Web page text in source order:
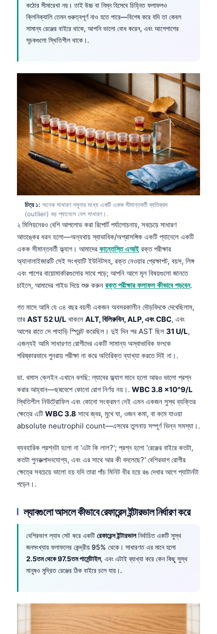
কঠোর সীমারেখা নয়। তাই উচ্চ বা নিম্ন হিসেবে চিহ্নিত ফলাফলও
ক্লিনিক্যালি তেমন গুরুত্বপূর্ণ নাও হতে পারে—বিশেষ করে যদি তা কেবল
সামান্য রেঞ্জের বাইরে থাকে, আপনি ভালো বোধ করেন, এবং আশেপাশের
সূচকগুলো স্থিতিশীল থাকে।.
চিত্র ১: অনেক সাধারণ নমুনার মধ্যে একটি একক সীমান্তবর্তী ব্যতিক্রম
(outlier) বড় প্যানেলে বেশ সাধারণ।.
২ মিলিয়নেরও বেশি আপলোড করা রিপোর্ট পর্যালোচনায়, সবচেয়ে সাধারণ
আতঙ্কের ধরন হলো—অন্যথায় স্বাভাবিক/অপ্রাসঙ্গিক একটি প্যানেলে একটি
একক সীমান্তবর্তী ফ্ল্যাগ। আমাদের কান্তেস্তি এআইরক্ত পরীক্ষার
অ্যানালাইজারটি সেই সংখ্যাটি ইউনিটসহ, রক্ত নেওয়ার প্রেক্ষাপট, বয়স, লিঙ্গ
এবং পাশের বায়োমার্কারগুলোর সাথে পড়ে; আপনি আগে মূল বিষয়গুলো জানতে
চাইলে, আমাদের গাইড দিয়ে শুরু করুন রক্ত পরীক্ষার ফলাফল কীভাবে পড়বেন.
গত মাসে আমি যে ৩৪ বছর বয়সী একজন অবসরকালীন দৌড়বিদকে দেখেছিলাম,
তার AST 52 U/L থাকলে ALT, বিলিরুবিন, ALP, এবং CBC, এবং
আগের রাতে সে পাহাড়ি স্প্রিন্ট করেছিল। দুই দিন পর AST ছিল 31 U/L,
এজন্যই আমি সাধারণত রোগীদের একটি সামান্য অস্বাভাবিক ফলকে
পরিষ্কারভাবে পুনরায় পরীক্ষা না করে অতিরিক্ত ব্যাখ্যা করতে দিই না।.
ডা. থমাস ক্লেইন এখানে বলছি: ল্যাবের ফ্ল্যাগ মানে হলো আরও ভালো প্রশ্ন
করার আহ্বান—ছদ্মবেশে কোনো রোগ নির্ণয় নয়।. WBC 3.8 x10^9/L
স্থিতিশীল নিউট্রোফিল এবং কোনো সংক্রমণ নেই এমন একজন সুস্থ ব্যক্তির
ক্ষেত্রে এটি WBC 3.8 সাথে জ্বর, মুখে ঘা, ওজন কমা, বা কমে যাওয়া
absolute neutrophil count—এসবের তুলনায় সম্পূর্ণ ভিন্ন সমস্যা।.
ব্যবহারিক প্রশ্নটা হলো না 'এটা কি লাল?'; প্রশ্ন হলো 'রেঞ্জের বাইরে কতটা,
কতটা পুনরুত্পাদনযোগ্য, এবং এর সাথে আর কী বদলেছে?' বেশিরভাগ রোগীর
ক্ষেত্রে সবচেয়ে ভালো হয় যদি তারা পাঁচ মিনিট ধীর হয়ে রঙ দেখার আগে প্যাটার্নটা
পড়েন।.
ল্যাবগুলো আসলে কীভাবে রেফারেন্স ইন্টারভাল নির্ধারণ করে
বেশিরভাগ ল্যাব সেট করে একটি রেফারেন্স ইন্টারভালনির্বাচিত একটি সুস্থ
জনসংখ্যায় ফলাফলের কেন্দ্রীয় 95% থেকে। সাধারণত এর মানে হলো
2.5তম থেকে 97.5তম পার্সেন্টাইল, এবং এটাই ব্যাখ্যা করে কেন কিছু সুস্থ
মানুষও মুদ্রিত রেঞ্জের ঠিক বাইরে চলে যায়।.